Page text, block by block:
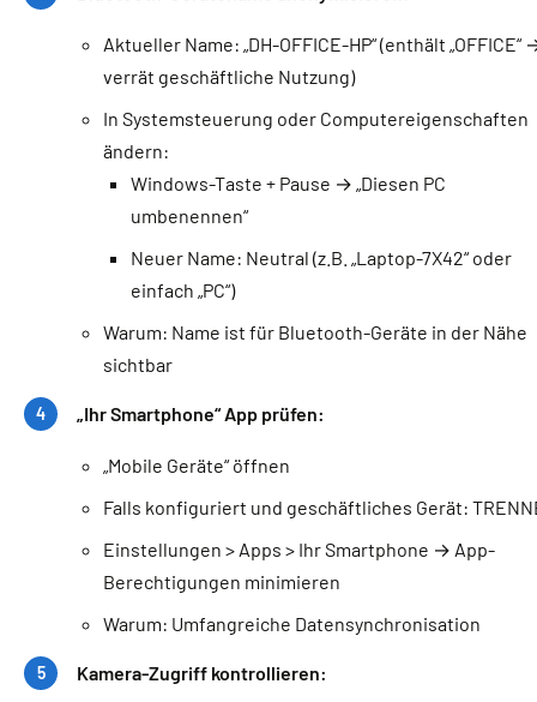
Aktueller Name: „DH-OFFICE-HP“ (enthält „OFFICE“
verrät geschäftliche Nutzung)
In Systemsteuerung oder Computereigenschaften
ändern:
Windows-Taste + Pause → „Diesen PC
umbenennen“
Neuer Name: Neutral (z.B. „Laptop-7X42“ oder
einfach „PC“)
Warum: Name ist für Bluetooth-Geräte in der Nähe
sichtbar
„Ihr Smartphone“ App prüfen:
„Mobile Geräte“ öffnen
Falls konfiguriert und geschäftliches Gerät:
Einstellungen > Apps > Ihr Smartphone → App-
Berechtigungen minimieren
Warum: Umfangreiche Datensynchronisation
Kamera-Zugriff kontrollieren: